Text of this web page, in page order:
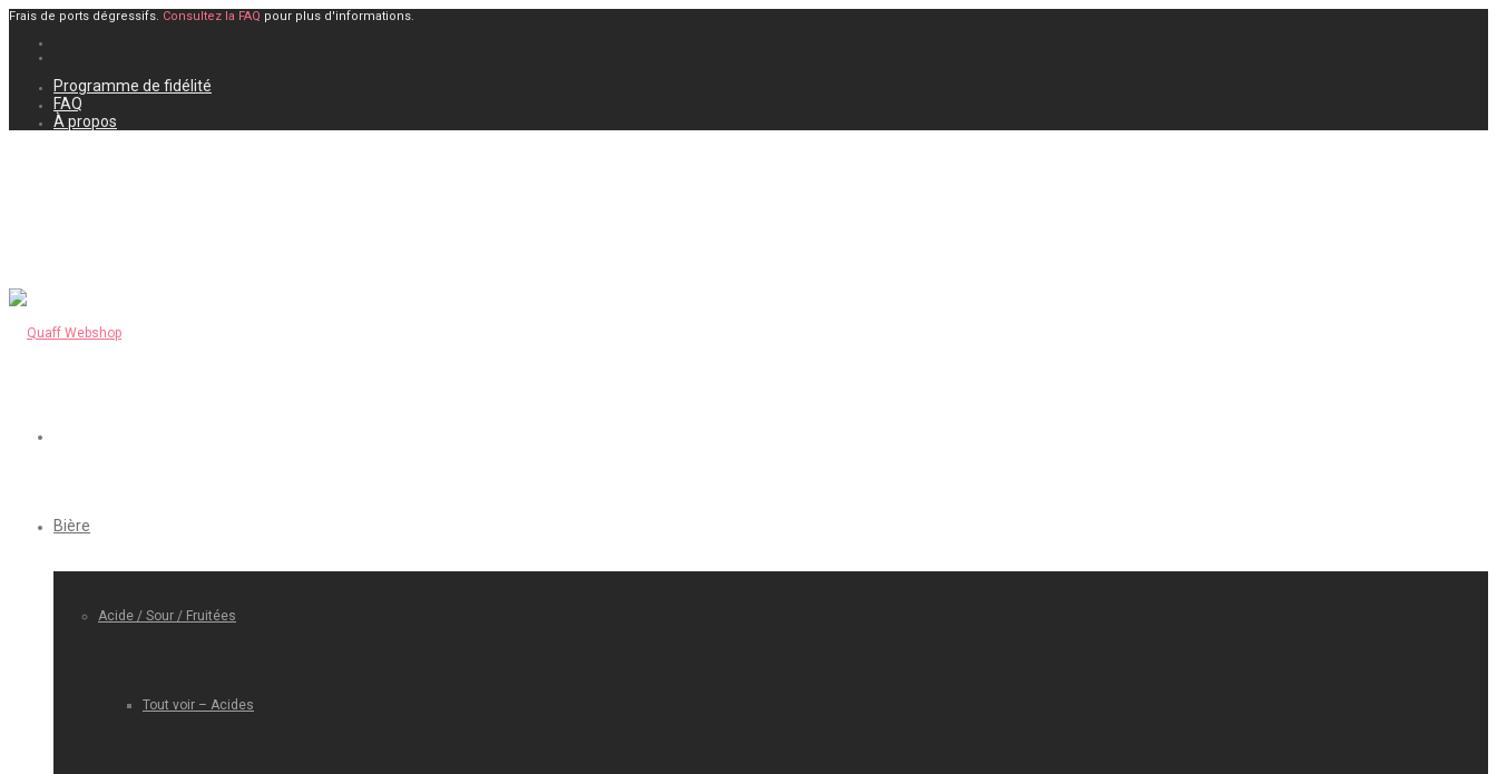
Frais de ports dégressifs. Consultez la FAQ pour plus d'informations.
Programme de fidélité
FAQ
À propos
Bière
Acide / Sour / Fruitées
Tout voir – Acides